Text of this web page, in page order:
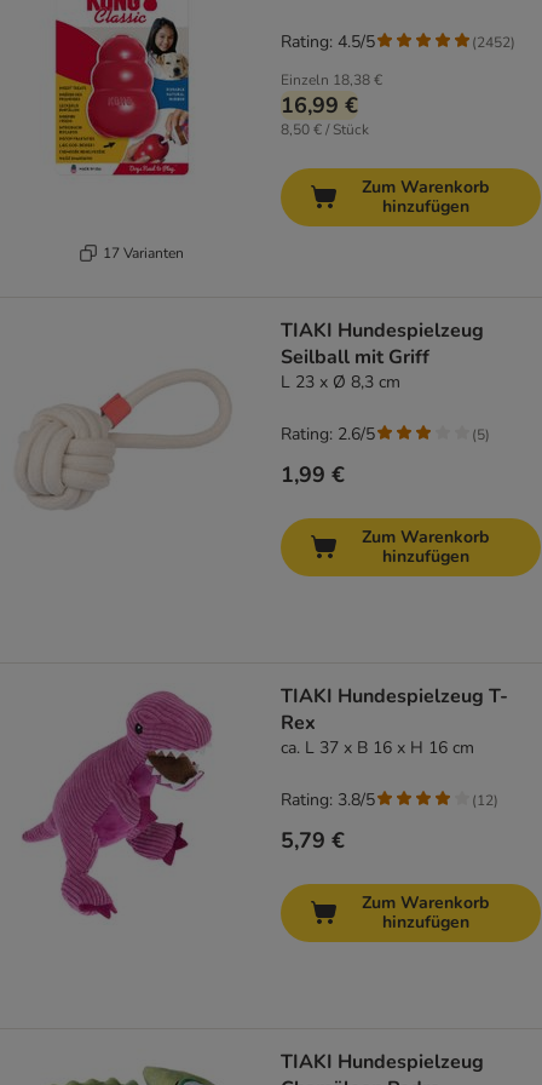
17 Varianten
Einzeln 18,38 €
16,99 €
8,50 € / Stück
Rating: 4.5/5 (2452)
Zum Warenkorb
hinzufügen
TIAKI Hundespielzeug
Seilball mit Griff
L 23 x Ø 8,3 cm
1,99 €
Rating: 2.6/5 (5)
Zum Warenkorb
hinzufügen
TIAKI Hundespielzeug T-
Rex
ca. L 37 x B 16 x H 16 cm
5,79 €
Rating: 3.8/5 (12)
Zum Warenkorb
hinzufügen
TIAKI Hundespielzeug